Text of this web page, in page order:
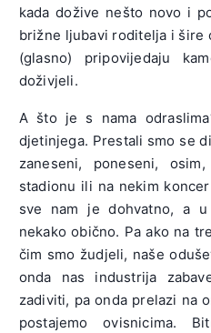
kada dožive nešto novo i
brižne ljubavi roditelja i šire
(glasno) pripovijedaju
doživjeli.
A što je s nama
djetinjega. Prestali smo se
zaneseni, poneseni,
stadionu ili na nekim
sve nam je dohvatno, a
nekako obično. Pa ako na
čim smo žudjeli, naše
onda nas industrija
zadiviti, pa onda prelazi na
postajemo ovisnicima.